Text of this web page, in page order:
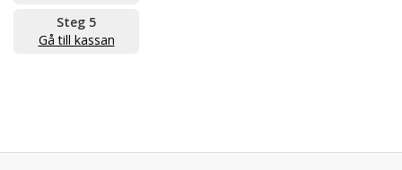
Steg 5
Gå till kassan